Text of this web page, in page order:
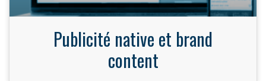
Publicité native et brand
content